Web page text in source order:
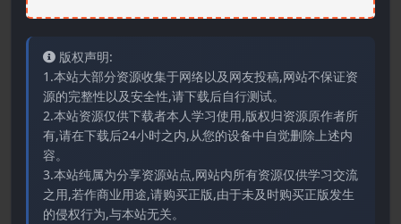
版权声明:
1.本站大部分资源收集于网络以及网友投稿,网站不保证资
源的完整性以及安全性,请下载后自行测试。
2.本站资源仅供下载者本人学习使用,版权归资源原作者所
有,请在下载后24小时之内,从您的设备中自觉删除上述内
容。
3.本站纯属为分享资源站点,网站内所有资源仅供学习交流
之用,若作商业用途,请购买正版,由于未及时购买正版发生
的侵权行为,与本站无关。